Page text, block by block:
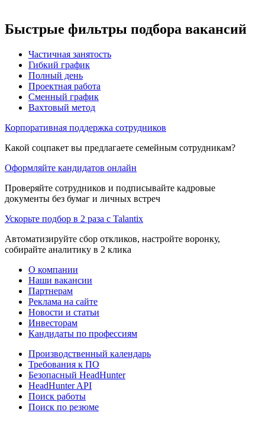
Быстрые фильтры подбора вакансий
Частичная занятость
Гибкий график
Полный день
Проектная работа
Сменный график
Вахтовый метод
Корпоративная поддержка сотрудников
Какой соцпакет вы предлагаете семейным сотрудникам?
Оформляйте кандидатов онлайн
Проверяйте сотрудников и подписывайте кадровые
документы без бумаг и личных встреч
Ускорьте подбор в 2 раза с Talantix
Автоматизируйте сбор откликов, настройте воронку,
собирайте аналитику в 2 клика
О компании
Наши вакансии
Партнерам
Реклама на сайте
Новости и статьи
Инвесторам
Кандидаты по профессиям
Производственный календарь
Требования к ПО
Безопасный HeadHunter
HeadHunter API
Поиск работы
Поиск по резюме